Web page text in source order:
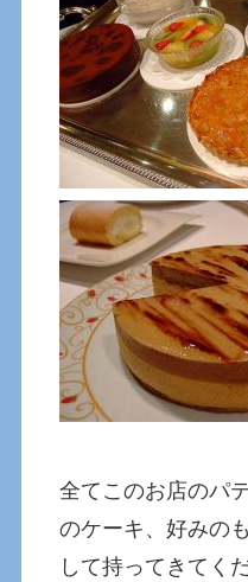
全てこのお店のパ
のケーキ、好みの
して持ってきてく